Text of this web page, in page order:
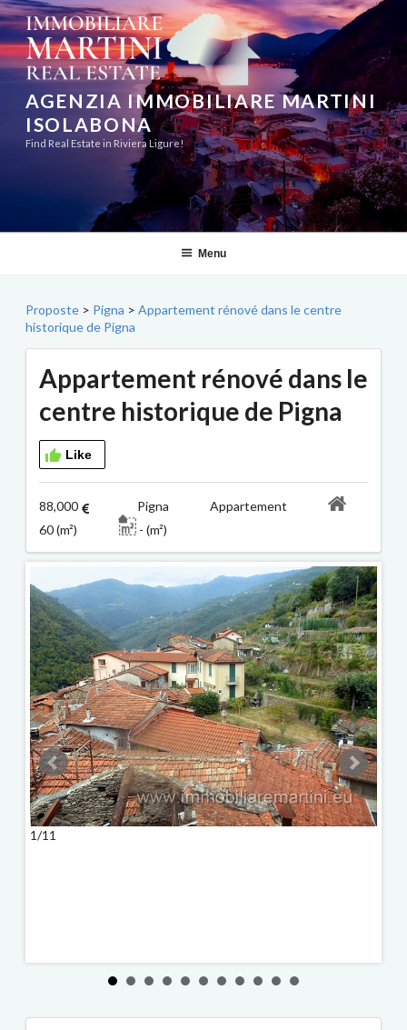
Aller
au
contenu
principal
AGENZIA IMMOBILIARE MARTINI
ISOLABONA
Find Real Estate in Riviera Ligure!
Menu
Proposte > Pigna > Appartement rénové dans le centre
historique de Pigna
Appartement rénové dans le
centre historique de Pigna
Like
88,000
Pigna Appartement
60 (m²)
- (m²)
1/11